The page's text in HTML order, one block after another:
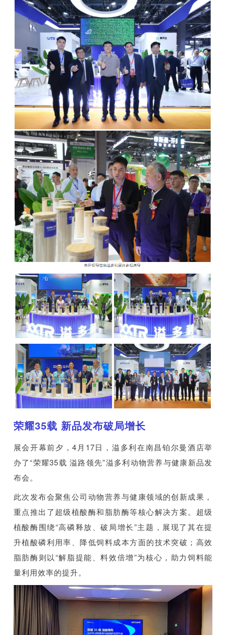
荣耀35载 新品发布破局增长
展会开幕前夕，4月17日，溢多利在南昌铂尔曼酒店举
办了“荣耀35载 溢路领先”溢多利动物营养与健康新品发
布会。
此次发布会聚焦公司动物营养与健康领域的创新成果，
重点推出了超级植酸酶和脂肪酶等核心解决方案。超级
植酸酶围绕“高磷释放、破局增长”主题，展现了其在提
升植酸磷利用率、降低饲料成本方面的技术突破；高效
脂肪酶则以“解脂提能、料效倍增”为核心，助力饲料能
量利用效率的提升。